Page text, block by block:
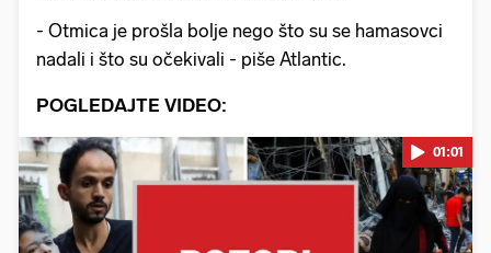
- Otmica je prošla bolje nego što su se hamasovci
nadali i što su očekivali - piše Atlantic.
POGLEDAJTE VIDEO:
01:01